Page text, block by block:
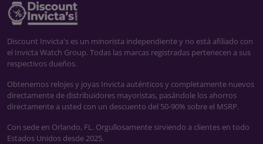
Discount Invicta's es un minorista independiente y no está afiliado con
el Invicta Watch Group. Todas las marcas registradas pertenecen a sus
respectivos dueños.
Obtenemos relojes y joyas Invicta auténticos y completamente nuevos
directamente de distribuidores mayoristas, pasándole los ahorros
directamente a usted con un descuento del 50-90% sobre el MSRP.
Con sede en Orlando, FL. Orgullosamente sirviendo a clientes en todo
Estados Unidos desde 2025.